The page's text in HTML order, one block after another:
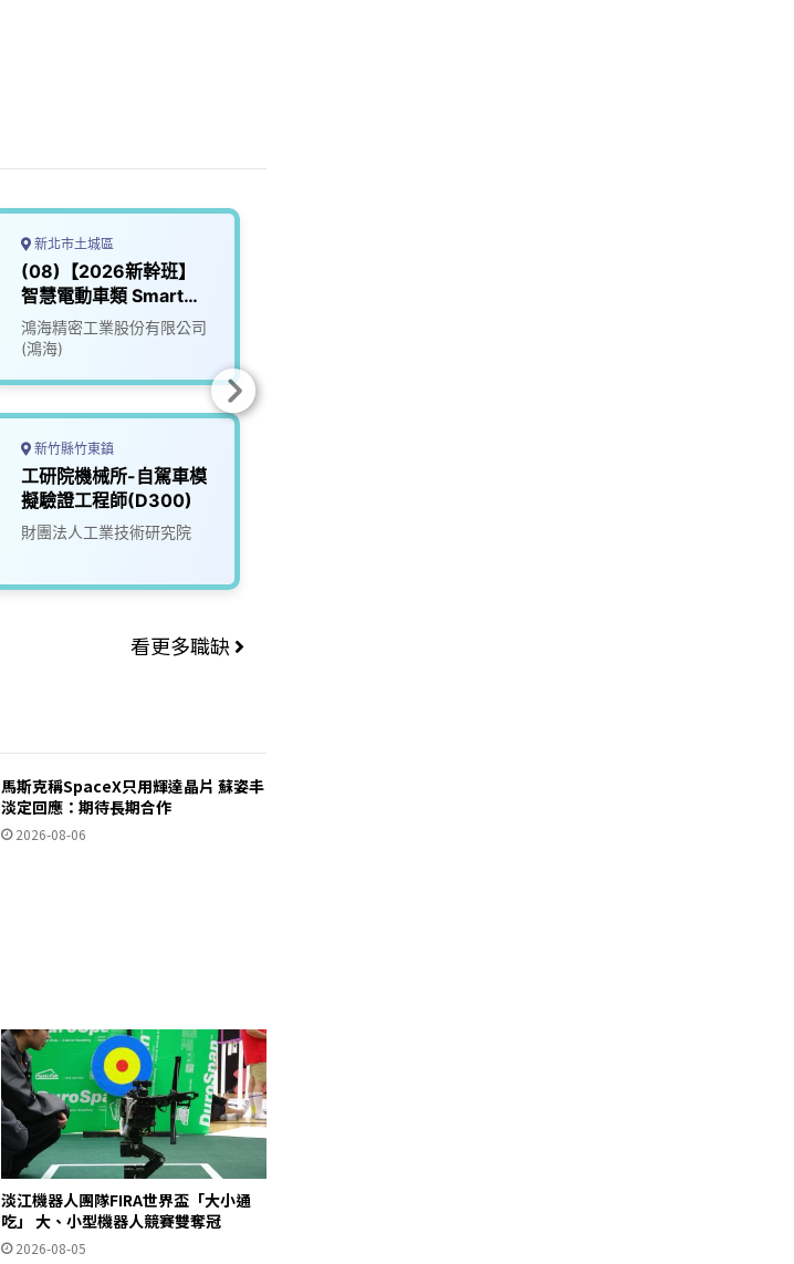
新北市土城區
(08)【2026新幹班】
智慧電動車類 Smart
EV
鴻海精密工業股份有限公司
(鴻海)
新竹縣竹東鎮
工研院機械所-自駕車模
擬驗證工程師(D300)
財團法人工業技術研究院
看更多職缺
馬斯克稱SpaceX只用輝達晶片 蘇姿丰
淡定回應：期待長期合作
2026-08-06
淡江機器人團隊FIRA世界盃「大小通
吃」 大、小型機器人競賽雙奪冠
2026-08-05